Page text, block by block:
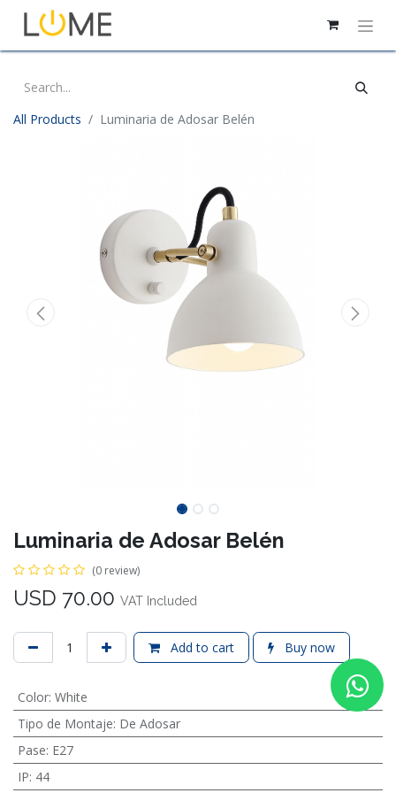
All Products Luminaria de Adosar Belén
Luminaria de Adosar Belén
(0 review)
USD 70.00 VAT Included
Add to cart Buy now
Color: White
Tipo de Montaje: De Adosar
Pase: E27
IP: 44